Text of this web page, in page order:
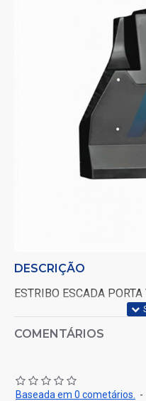
DESCRIÇÃO
ESTRIBO ESCADA
COMENTÁRIOS
Baseada em 0 cometários. -